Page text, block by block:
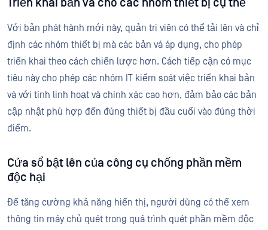
Triển khai bản vá cho các nhóm thiết bị cụ thể
Với bản phát hành mới này, quản trị viên có thể tải lên và chỉ
định các nhóm thiết bị mà các bản vá áp dụng, cho phép
triển khai theo cách chiến lược hơn. Cách tiếp cận có mục
tiêu này cho phép các nhóm IT kiểm soát việc triển khai bản
vá với tính linh hoạt và chính xác cao hơn, đảm bảo các bản
cập nhật phù hợp đến đúng thiết bị đầu cuối vào đúng thời
điểm.
Cửa sổ bật lên của công cụ chống phần mềm
độc hại
Để tăng cường khả năng hiển thị, người dùng có thể xem
thông tin máy chủ quét trong quá trình quét phần mềm độc